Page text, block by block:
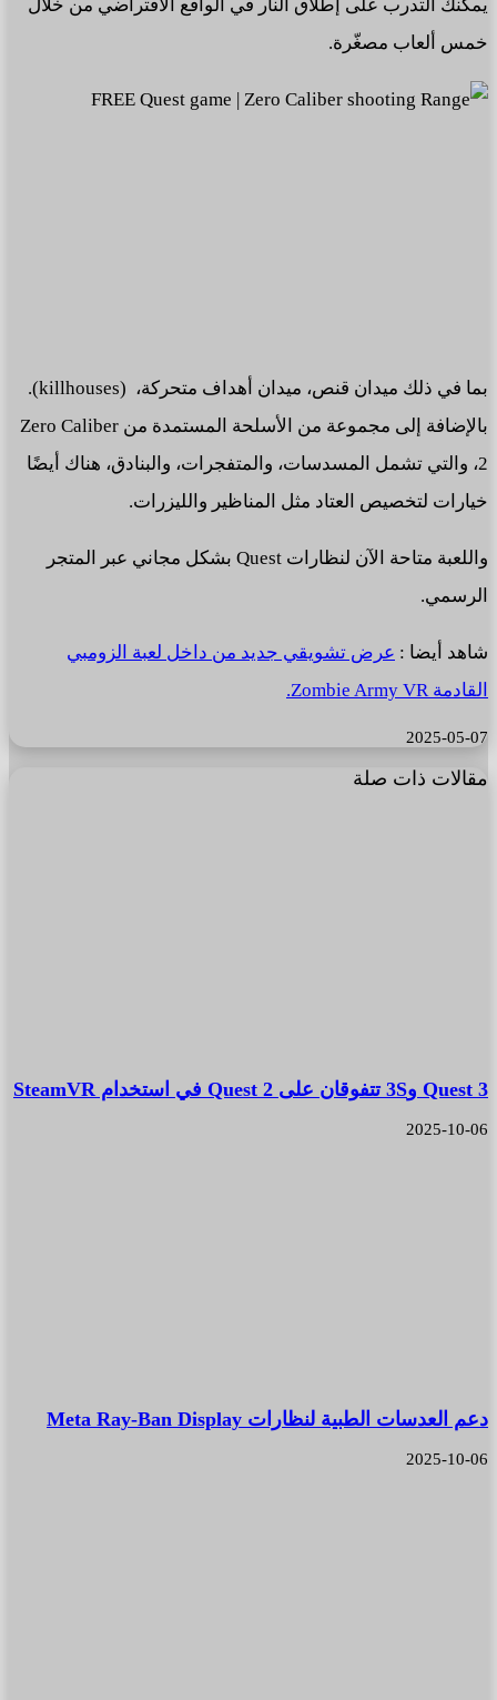
يمكنك التدرب على إطلاق النار في الواقع الافتراضي من خلال
خمس ألعاب مصغّرة.
بما في ذلك ميدان قنص، ميدان أهداف متحركة، (killhouses).
بالإضافة إلى مجموعة من الأسلحة المستمدة من Zero Caliber
2، والتي تشمل المسدسات، والمتفجرات، والبنادق، هناك أيضًا
خيارات لتخصيص العتاد مثل المناظير والليزرات.
واللعبة متاحة الآن لنظارات Quest بشكل مجاني عبر المتجر
الرسمي.
شاهد أيضا : عرض تشويقي جديد من داخل لعبة الزومبي
القادمة Zombie Army VR.
2025-05-07
مقالات ذات صلة
Quest 3 و3S تتفوقان على Quest 2 في استخدام SteamVR
2025-10-06
دعم العدسات الطبية لنظارات Meta Ray-Ban Display
2025-10-06